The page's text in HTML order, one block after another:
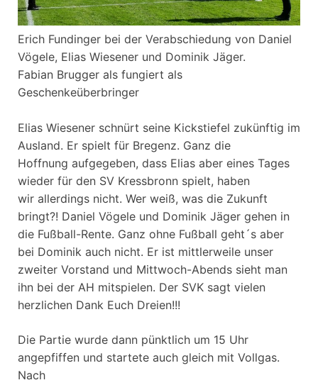
Erich Fundinger bei der Verabschiedung von Daniel
Vögele, Elias Wiesener und Dominik Jäger.
Fabian Brugger als fungiert als
Geschenkeüberbringer
Elias Wiesener schnürt seine Kickstiefel zukünftig im
Ausland. Er spielt für Bregenz. Ganz die
Hoffnung aufgegeben, dass Elias aber eines Tages
wieder für den SV Kressbronn spielt, haben
wir allerdings nicht. Wer weiß, was die Zukunft
bringt?! Daniel Vögele und Dominik Jäger gehen in
die Fußball-Rente. Ganz ohne Fußball geht´s aber
bei Dominik auch nicht. Er ist mittlerweile unser
zweiter Vorstand und Mittwoch-Abends sieht man
ihn bei der AH mitspielen. Der SVK sagt vielen
herzlichen Dank Euch Dreien!!!
Die Partie wurde dann pünktlich um 15 Uhr
angepfiffen und startete auch gleich mit Vollgas.
Nach